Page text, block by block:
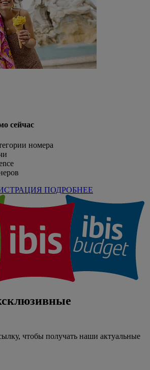
сейчас
номера
ПОДРОБНЕЕ
чтобы получать наши актуальные